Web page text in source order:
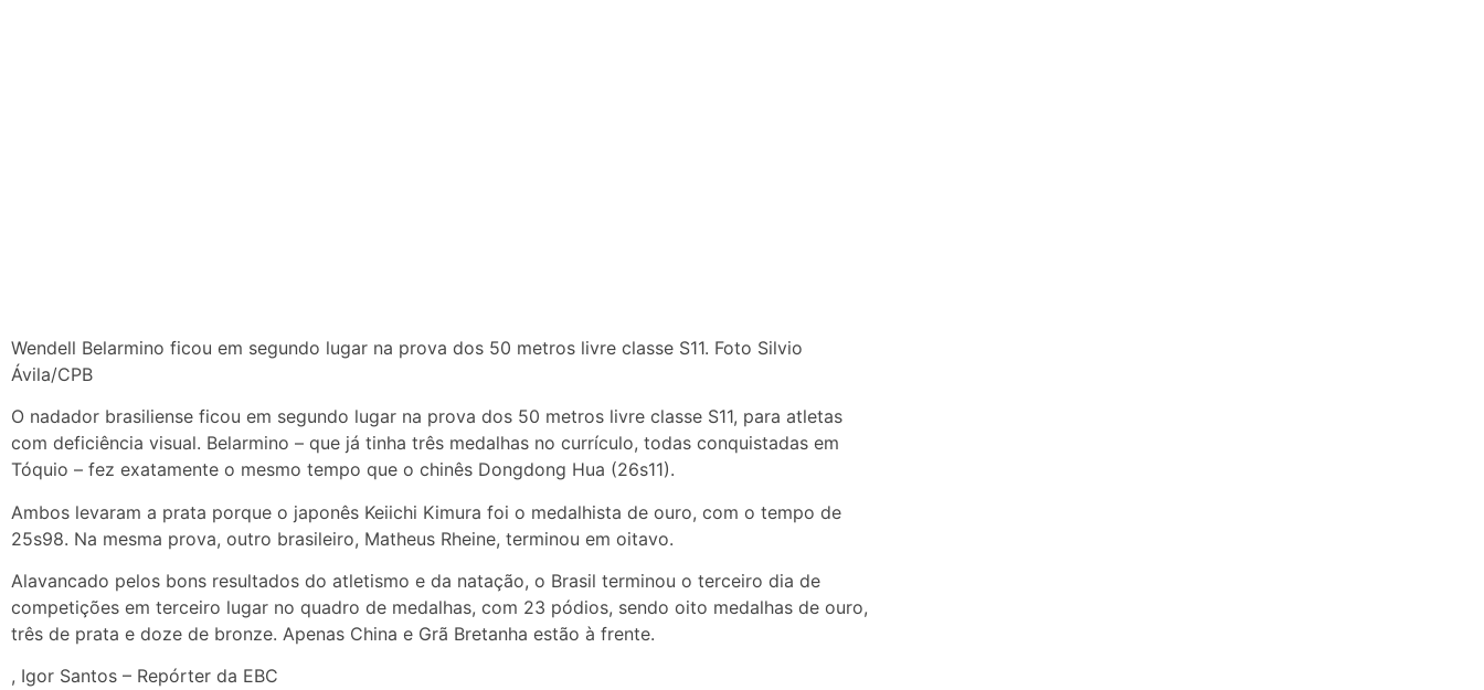
Wendell Belarmino ficou em segundo lugar na prova dos 50 metros livre classe S11. Foto Silvio
Ávila/CPB
O nadador brasiliense ficou em segundo lugar na prova dos 50 metros livre classe S11, para atletas
com deficiência visual. Belarmino – que já tinha três medalhas no currículo, todas conquistadas em
Tóquio – fez exatamente o mesmo tempo que o chinês Dongdong Hua (26s11).
Ambos levaram a prata porque o japonês Keiichi Kimura foi o medalhista de ouro, com o tempo de
25s98. Na mesma prova, outro brasileiro, Matheus Rheine, terminou em oitavo.
Alavancado pelos bons resultados do atletismo e da natação, o Brasil terminou o terceiro dia de
competições em terceiro lugar no quadro de medalhas, com 23 pódios, sendo oito medalhas de ouro,
três de prata e doze de bronze. Apenas China e Grã Bretanha estão à frente.
, Igor Santos – Repórter da EBC